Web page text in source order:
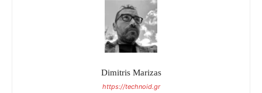
Dimitris Marizas
https://technoid.gr